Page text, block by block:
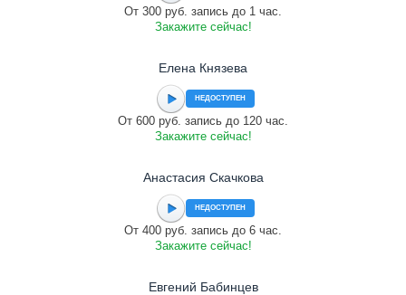
От 300 руб. запись до 1 час.
Закажите сейчас!
Елена Князева
НЕДОСТУПЕН
От 600 руб. запись до 120 час.
Закажите сейчас!
Анастасия Скачкова
НЕДОСТУПЕН
От 400 руб. запись до 6 час.
Закажите сейчас!
Евгений Бабинцев